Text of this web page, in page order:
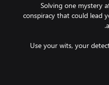
Solving one mystery
conspiracy that could lead
Use your wits, your
than 8 hours of challenging